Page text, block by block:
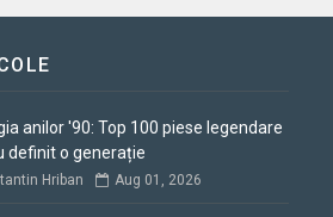
anilor '90: Top 100 piese legendare
definit o generație
Hriban Aug 01, 2026